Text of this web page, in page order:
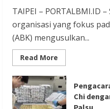
Generasi Muda dan
Redaksi 01 August 8,
Berita Nasional
Berita
Berita TNI/POLRI
TAIPEI – PORTALBMI.ID
organisasi yang fokus
(ABK) mengusulkan...
Read More
more
Serikat
Usul
Perlindungan
Kerja
ABK
Chi